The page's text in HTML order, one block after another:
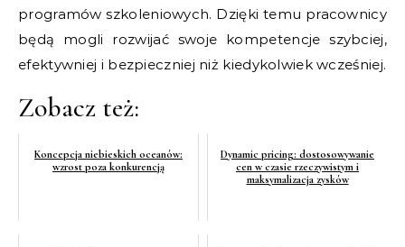
programów szkoleniowych. Dzięki temu pracownicy
będą mogli rozwijać swoje kompetencje szybciej,
efektywniej i bezpieczniej niż kiedykolwiek wcześniej.
Zobacz też:
Koncepcja niebieskich oceanów:
wzrost poza konkurencją
Dynamic pricing: dostosowywanie
cen w czasie rzeczywistym i
maksymalizacja zysków